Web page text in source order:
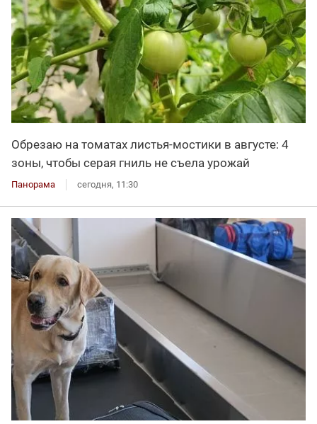
Обрезаю на томатах листья-мостики в августе: 4
зоны, чтобы серая гниль не съела урожай
Панорама сегодня, 11:30